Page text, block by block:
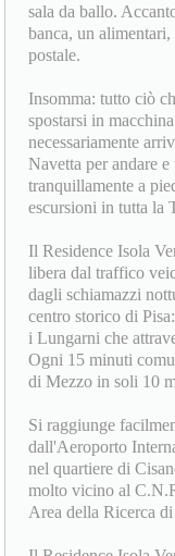
sala da ballo.
banca, un
postale.
Insomma: tutto ciò
spostarsi in
necessariamente
Navetta per andare
tranquillamente a
escursioni in tutta la
Il Residence Isola
libera dal traffico
dagli schiamazzi
centro storico di
i Lungarni che
Ogni 15 minuti
di Mezzo in soli 10
Si raggiunge
dall'Aeroporto
nel quartiere di
molto vicino al
Area della Ricerca di